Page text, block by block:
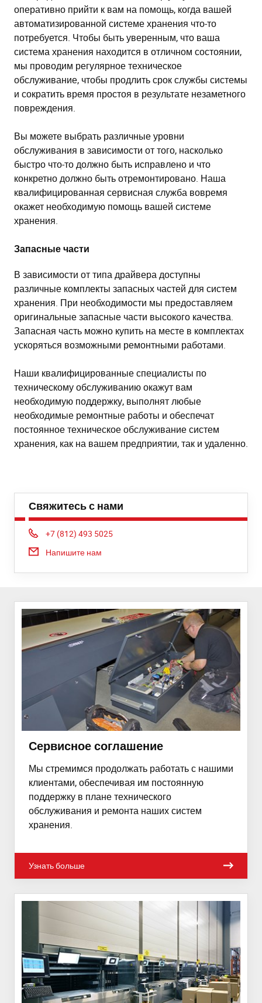
оперативно прийти к вам на помощь, когда вашей
автоматизированной системе хранения что-то
потребуется. Чтобы быть уверенным, что ваша
система хранения находится в отличном состоянии,
мы проводим регулярное техническое
обслуживание, чтобы продлить срок службы системы
и сократить время простоя в результате незаметного
повреждения.
Вы можете выбрать различные уровни
обслуживания в зависимости от того, насколько
быстро что-то должно быть исправлено и что
конкретно должно быть отремонтировано. Наша
квалифицированная сервисная служба вовремя
окажет необходимую помощь вашей системе
хранения.
Запасные части
В зависимости от типа драйвера доступны
различные комплекты запасных частей для систем
хранения. При необходимости мы предоставляем
оригинальные запасные части высокого качества.
Запасная часть можно купить на месте в комплектах
ускоряться возможными ремонтными работами.
Наши квалифицированные специалисты по
техническому обслуживанию окажут вам
необходимую поддержку, выполнят любые
необходимые ремонтные работы и обеспечат
постоянное техническое обслуживание систем
хранения, как на вашем предприятии, так и удаленно.
Свяжитесь с нами
Phone:
+7 (812) 493 5025
Напишите нам
Сервисное соглашение
Мы стремимся продолжать работать с нашими
клиентами, обеспечивая им постоянную
поддержку в плане технического
обслуживания и ремонта наших систем
хранения.
Узнать больше